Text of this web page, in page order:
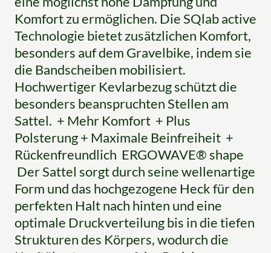
Komfort zu ermöglichen. Die SQlab active
Technologie bietet zusätzlichen Komfort,
besonders auf dem Gravelbike, indem sie
die Bandscheiben mobilisiert.
Hochwertiger Kevlarbezug schützt die
besonders beanspruchten Stellen am
Sattel. + Mehr Komfort + Plus
Polsterung + Maximale Beinfreiheit +
Rückenfreundlich ERGOWAVE® shape
Der Sattel sorgt durch seine wellenartige
Form und das hochgezogene Heck für den
perfekten Halt nach hinten und eine
optimale Druckverteilung bis in die tiefen
Strukturen des Körpers, wodurch die